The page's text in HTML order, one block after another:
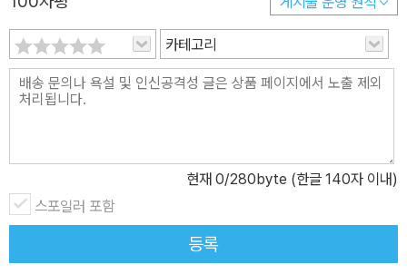
고위직 국가 공무원은 느슨해진 사회 유대를 회복해 결속을 강화하는
다양한 정책을 추진한다. 그렇게 시행된 것이 영국 전역의 찻집과 술
집에 900군데 넘게 설치된 ‘수다 카페’와 BBC 방송의 공공 프로그
램 ‘수다 버스 타는 날’이었다. 사회 유대 회복의 출발점으로 낯선 사
대화하는 법을 잃은 것이 가장 큰 요인이라고 지적했다. 사람들은 타
인에게 관심이 없어서, 혹은 관심이 있어서 서로를 외면한다. 말장난
처럼 느껴지겠지만 도시사회학자 어빙 고프먼이 탐구한 ‘예의 바른
무관심’이 그것이다. 많은 이가 말을 하지 않음으로써, 도시 생활에서
카테고리
현재 0/280byte (한글 140자 이내)
스포일러 포함
등록